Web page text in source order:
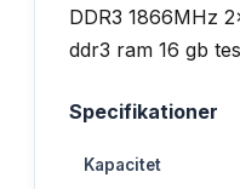
Specifikationer
Kapacitet